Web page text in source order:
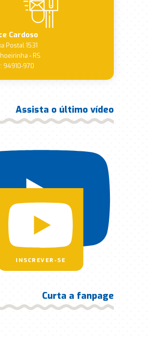
Cardoso
Postal 1531
- RS
94910-970
Assista o último vídeo
INSCREVER-SE
Curta a fanpage